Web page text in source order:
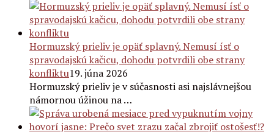
Hormuzský prieliv je opäť splavný. Nemusí ísť o
spravodajskú kačicu, dohodu potvrdili obe strany
konfliktu19. júna 2026
Hormuzský prieliv je v súčasnosti asi najslávnejšou
námornou úžinou na …